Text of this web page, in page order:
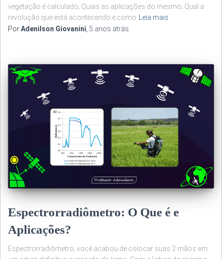
vegetação é calculado; Quais as aplicações do mesmo; Qual a
revolução que está acontecendo e como Leia mais
PorAdenilson Giovanini 5 anos atrás
Espectrorradiômetro: O Que é e
Aplicações?
Espectrorradiômetro, você acabou de colocar suas 2 mãos em